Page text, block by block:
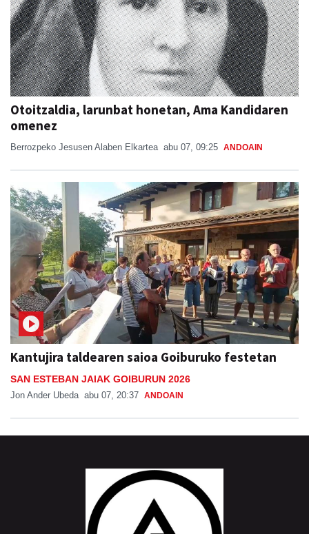
Otoitzaldia, larunbat honetan, Ama Kandidaren
omenez
Berrozpeko Jesusen Alaben Elkartea abu 07, 09:25 ANDOAIN
Kantujira taldearen saioa Goiburuko festetan
SAN ESTEBAN JAIAK GOIBURUN 2026
Jon Ander Ubeda abu 07, 20:37 ANDOAIN